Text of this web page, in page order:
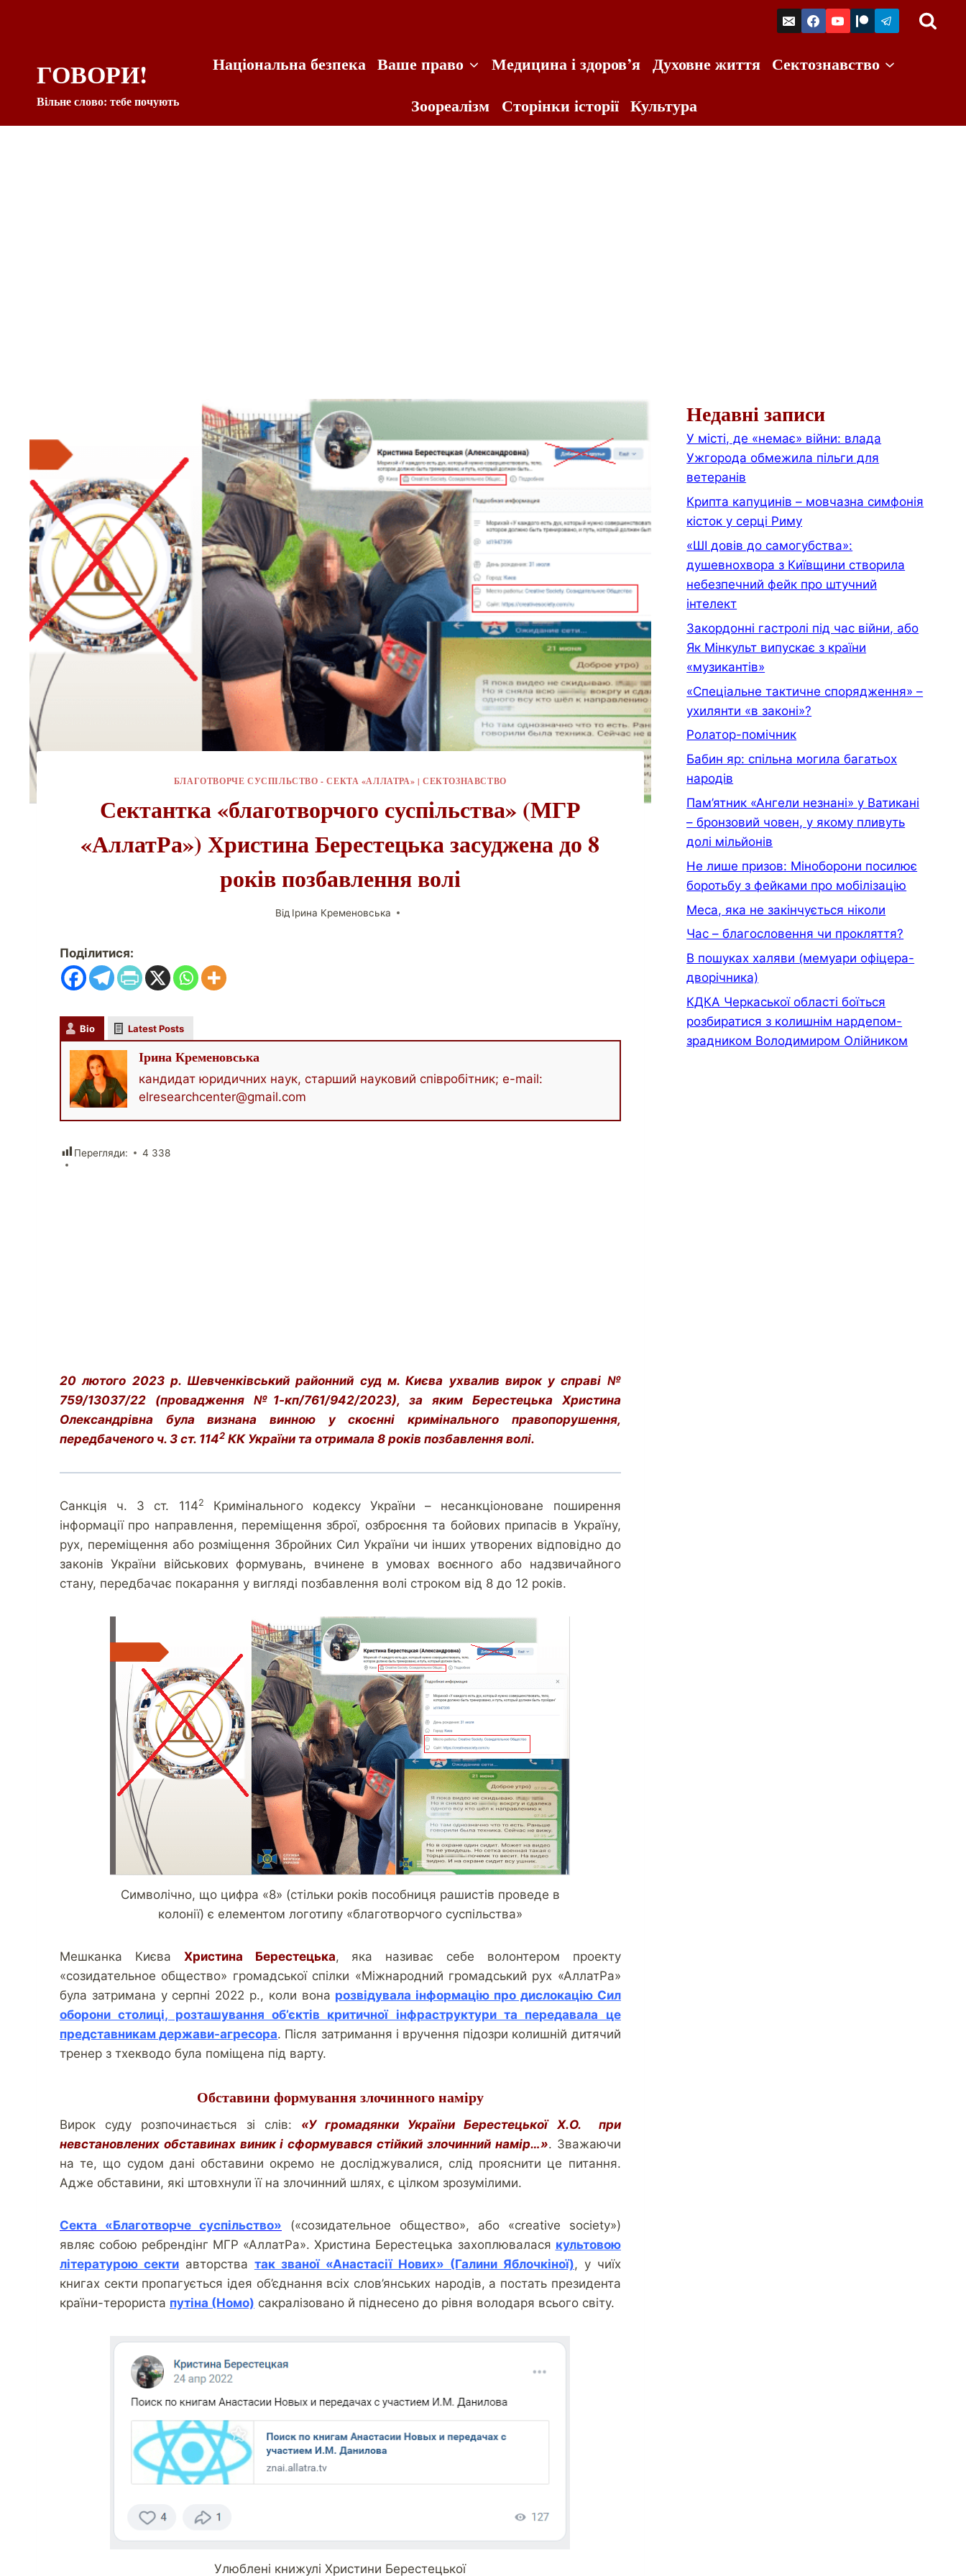
ГОВОРИ!
Вільне слово: тебе почують
Національна безпека Ваше право Медицина і здоров’я Духовне життя Сектознавство
Зоореалізм Сторінки історії Культура
БЛАГОТВОРЧЕ СУСПІЛЬСТВО - СЕКТА «АЛЛАТРА» |СЕКТОЗНАВСТВО
Сектантка «благотворчого суспільства» (МГР
«АллатРа») Христина Берестецька засуджена до 8
років позбавлення волі
Від Ірина Кременовська
Поділитися:
Bio Latest Posts
Ірина Кременовська
кандидат юридичних наук, старший науковий співробітник; e-mail:
elresearchcenter@gmail.com
Перегляди: 4 338
20 лютого 2023 р. Шевченківський районний суд м. Києва ухвалив вирок у справі №
759/13037/22 (провадження №1-кп/761/942/2023), за яким Берестецька Христина
Олександрівна була визнана винною у скоєнні кримінального правопорушення,
передбаченого ч. 3 ст. 1142 КК України та отримала 8 років позбавлення волі.
Санкція ч. 3 ст. 1142
Кримінального кодексу України – несанкціоноване поширення
інформації про направлення, переміщення зброї, озброєння та бойових припасів в Україну,
рух, переміщення або розміщення Збройних Сил України чи інших утворених відповідно до
законів України військових формувань, вчинене в умовах воєнного або надзвичайного
стану, передбачає покарання у вигляді позбавлення волі строком від 8 до 12 років.
Символічно, що цифра «8» (стільки років пособниця рашистів проведе в
колонії) є елементом логотипу «благотворчого суспільства»
Мешканка Києва Христина Берестецька, яка називає себе волонтером проекту
«созидательное общество» громадської спілки «Міжнародний громадський рух «АллатРа»
була затримана у серпні 2022 р., коли вона розвідувала інформацію про дислокацію Сил
оборони столиці, розташування об’єктів критичної інфраструктури та передавала це
представникам держави-агресора. Після затримання і вручення підозри колишній дитячий
тренер з тхекводо була поміщена під варту.
Обставини формування злочинного наміру
Вирок суду розпочинається зі слів: «У громадянки України Берестецької Х.О. при
невстановлених обставинах виник і сформувався стійкий злочинний намір…». Зважаючи
на те, що судом дані обставини окремо не досліджувалися, слід прояснити це питання.
Адже обставини, які штовхнули її на злочинний шлях, є цілком зрозумілими.
Секта «Благотворче суспільство» («созидательное общество», або «creative society»)
являє собою ребрендінг МГР «АллатРа». Христина Берестецька захоплювалася культовою
літературою сектиавторства так званої «Анастасії Нових» (Галини Яблочкіної), у чиїх
книгах секти пропагується ідея об’єднання всіх слов’янських народів, а постать президента
країни-терориста путіна (Номо) сакралізовано й піднесено до рівня володаря всього світу.
Улюблені книжулі Христини Берестецької
Недавні записи
У місті, де «немає» війни: влада
Ужгорода обмежила пільги для
ветеранів
Крипта капуцинів – мовчазна симфонія
кісток у серці Риму
«ШІ довів до самогубства»:
душевнохвора з Київщини створила
небезпечний фейк про штучний
інтелект
Закордонні гастролі під час війни, або
Як Мінкульт випускає з країни
«музикантів»
«Спеціальне тактичне спорядження» –
ухилянти «в законі»?
Ролатор-помічник
Бабин яр: спільна могила багатьох
народів
Пам’ятник «Ангели незнані» у Ватикані
– бронзовий човен, у якому пливуть
долі мільйонів
Не лише призов: Міноборони посилює
боротьбу з фейками про мобілізацію
Меса, яка не закінчується ніколи
Час – благословення чи прокляття?
В пошуках халяви (мемуари офiцера-
дворiчника)
КДКА Черкаської області боїться
розбиратися з колишнім нардепом-
зрадником Володимиром Олійником